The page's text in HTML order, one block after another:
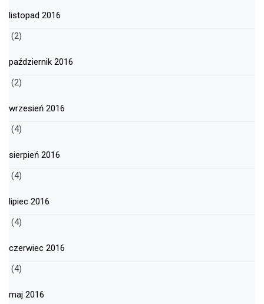
listopad 2016
(2)
październik 2016
(2)
wrzesień 2016
(4)
sierpień 2016
(4)
lipiec 2016
(4)
czerwiec 2016
(4)
maj 2016